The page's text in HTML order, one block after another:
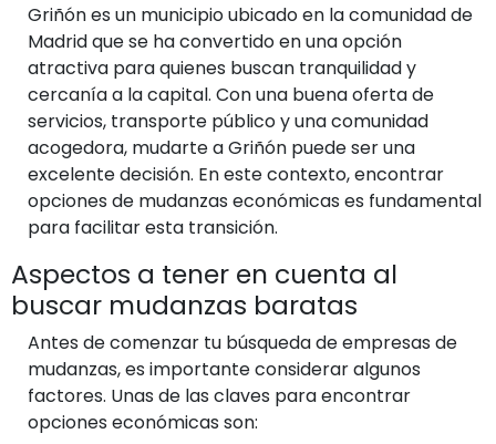
Griñón es un municipio ubicado en la comunidad de
Madrid que se ha convertido en una opción
atractiva para quienes buscan tranquilidad y
cercanía a la capital. Con una buena oferta de
servicios, transporte público y una comunidad
acogedora, mudarte a Griñón puede ser una
excelente decisión. En este contexto, encontrar
opciones de mudanzas económicas es fundamental
para facilitar esta transición.
Aspectos a tener en cuenta al
buscar mudanzas baratas
Antes de comenzar tu búsqueda de empresas de
mudanzas, es importante considerar algunos
factores. Unas de las claves para encontrar
opciones económicas son: